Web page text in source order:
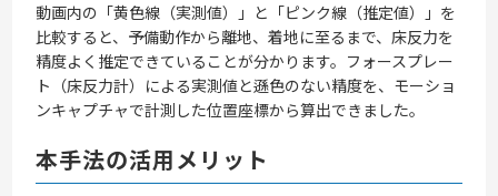
動画内の「黄色線（実測値）」と「ピンク線（推定値）」を
比較すると、予備動作から離地、着地に至るまで、床反力を
精度よく推定できていることが分かります。フォースプレー
ト（床反力計）による実測値と遜色のない精度を、モーショ
ンキャプチャで計測した位置座標から算出できました。
本手法の活用メリット